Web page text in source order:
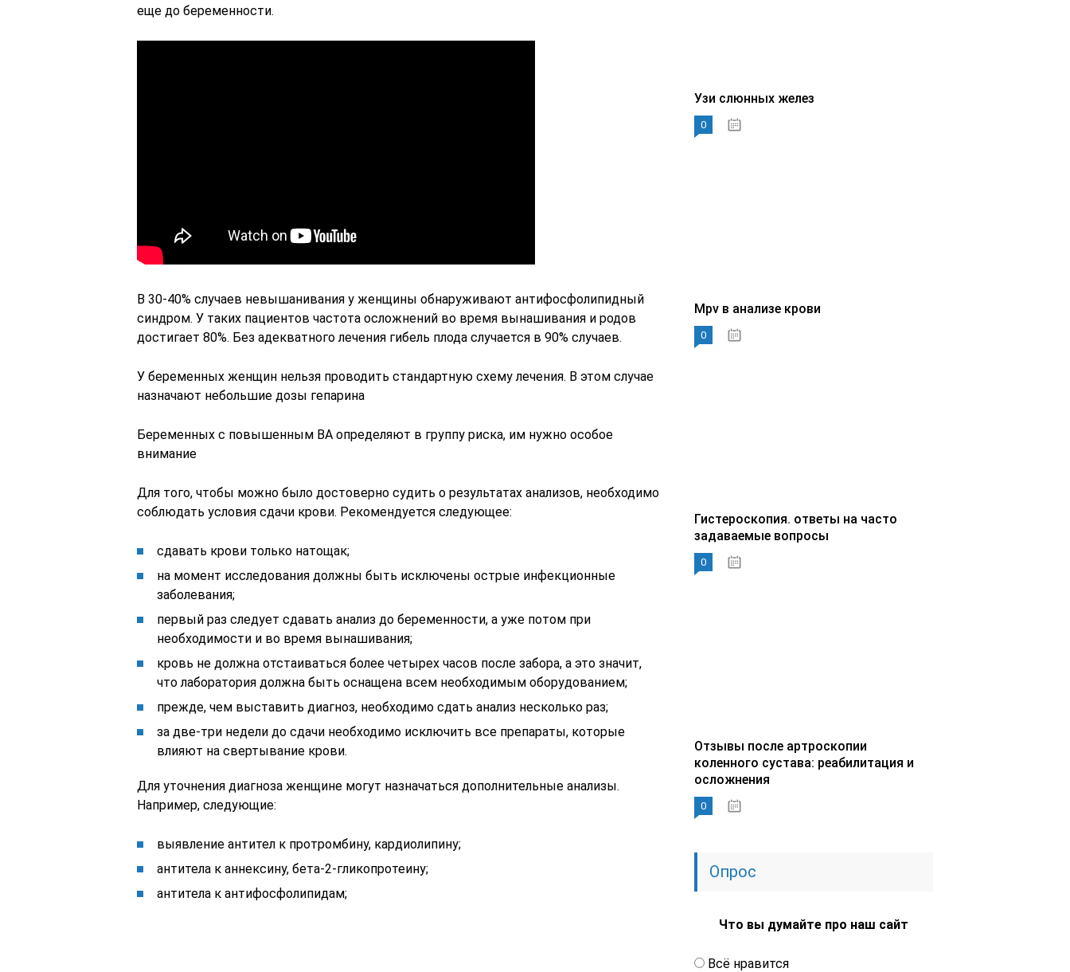
еще до беременности.
В 30-40% случаев невышанивания у женщины обнаруживают антифосфолипидный
синдром. У таких пациентов частота осложнений во время вынашивания и родов
достигает 80%. Без адекватного лечения гибель плода случается в 90% случаев.
У беременных женщин нельзя проводить стандартную схему лечения. В этом случае
назначают небольшие дозы гепарина
Беременных с повышенным ВА определяют в группу риска, им нужно особое
внимание
Для того, чтобы можно было достоверно судить о результатах анализов, необходимо
соблюдать условия сдачи крови. Рекомендуется следующее:
сдавать крови только натощак;
на момент исследования должны быть исключены острые инфекционные
заболевания;
первый раз следует сдавать анализ до беременности, а уже потом при
необходимости и во время вынашивания;
кровь не должна отстаиваться более четырех часов после забора, а это значит,
что лаборатория должна быть оснащена всем необходимым оборудованием;
прежде, чем выставить диагноз, необходимо сдать анализ несколько раз;
за две-три недели до сдачи необходимо исключить все препараты, которые
влияют на свертывание крови.
Для уточнения диагноза женщине могут назначаться дополнительные анализы.
Например, следующие:
выявление антител к протромбину, кардиолипину;
антитела к аннексину, бета-2-гликопротеину;
антитела к антифосфолипидам;
Узи слюнных желез
0
Mpv в анализе крови
0
Гистероскопия. ответы на часто
задаваемые вопросы
0
Отзывы после артроскопии
коленного сустава: реабилитация и
осложнения
0
Опрос
Что вы думайте про наш сайт
Всё нравится